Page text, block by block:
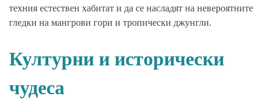
техния естествен хабитат и да се насладят на невероятните
гледки на мангрови гори и тропически джунгли.
Културни и исторически
чудеса